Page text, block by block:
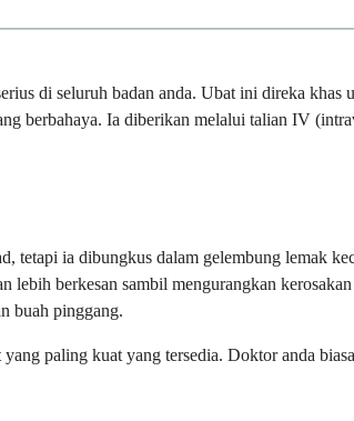
di seluruh badan anda. Ubat ini direka khas
berbahaya. Ia diberikan melalui talian IV
tetapi ia dibungkus dalam gelembung lemak
berkesan sambil mengurangkan
buah pinggang.
paling kuat yang tersedia. Doktor anda